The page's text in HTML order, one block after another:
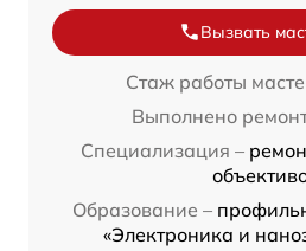
Вызвать
Стаж работы
Выполнено
Специализация –
Образование –
«Электроника и